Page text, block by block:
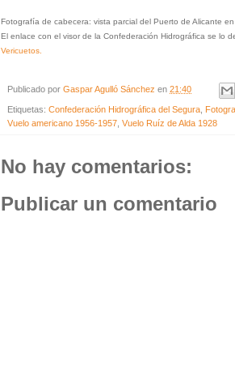
Fotografía de cabecera: vista parcial del Puerto de Alicante
El enlace con el visor de la Confederación Hidrográfica se lo
Vericuetos.
Publicado por Gaspar Agulló Sánchez en 21:40
Etiquetas: Confederación Hidrográfica del Segura
Vuelo americano 1956-1957 Vuelo Ruíz de Alda 1928
No hay comentarios:
Publicar un comentario